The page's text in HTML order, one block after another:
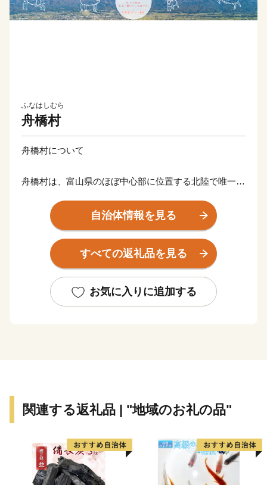
ふなはしむら
舟橋村
舟橋村について
舟橋村は、富山県のほぼ中心部に位置する北陸で唯一の
主な産業は農業で、雄大な立山連峰からの伏流水と肥沃
な土壌を活かし、主にコシヒカリが生産されています。
近年では、子育て共助のまちづくりに挑戦。民間企業の
る「園むすびプロジェクト」の取り組みは、第34回都市
公園等コンクールにて最高賞である国土交通大臣賞を受
the center of Toyama. Prefecture and the smallest
The main industry is agriculture. Taking advantage of
subsoil water from the majestic Tateyama Mountain and
fertile soil, Koshihikari rice is mainly producted in the area.
自治体情報を見る
すべての返礼品を見る
お気に入りに追加する
関連する返礼品 | "地域のお礼の品"